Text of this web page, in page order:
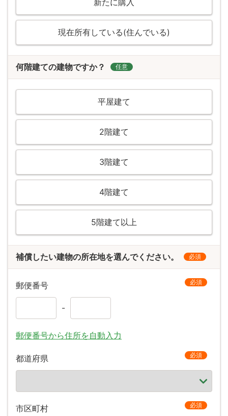
新たに購入
現在所有している(住んでいる)
何階建ての建物ですか？ 任意
平屋建て
2階建て
3階建て
4階建て
5階建て以上
補償したい建物の所在地を選んでください。 必須
郵便番号 必須
-
郵便番号から住所を自動入力
都道府県 必須
市区町村 必須